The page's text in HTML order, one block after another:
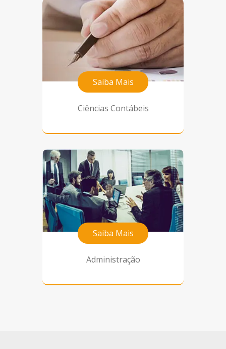
Saiba Mais
Ciências Contábeis
Saiba Mais
Administração